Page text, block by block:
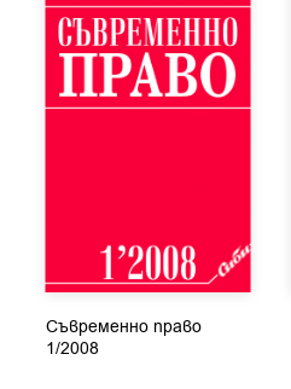
Съвременно право
1/2008